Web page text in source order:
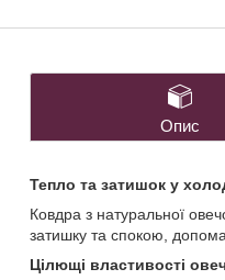
Опис
Тепло та затишок у
Ковдра з натуральної
затишку та спокою,
Цілющі властивості